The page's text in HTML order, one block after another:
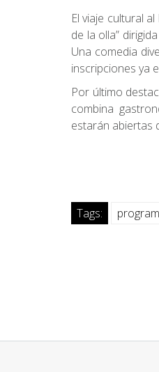
El viaje cultural
de la olla”
Una comedia
inscripciones ya
Por último
combina
estarán abiertas
Tags: